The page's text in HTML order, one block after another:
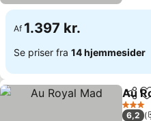
Af 1.397 kr.
Se priser fra 14 hjemmesider
Del
Au
3
6,2